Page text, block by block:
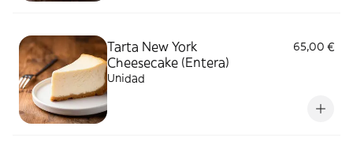
Tarta New York
Cheesecake (Entera)
65,00 €
Unidad